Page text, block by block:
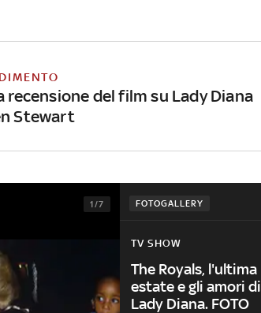
recensione del film su Lady Diana
Stewart
FOTOGALLERY
1/7
TV SHOW
The Royals, l'ultima
estate e gli amori di
Lady Diana. FOTO